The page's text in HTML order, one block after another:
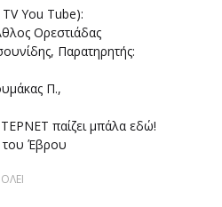
You Tube):
Ορεστιάδας
Παρατηρητής:
Π.,
παίζει μπάλα εδώ!
Έβρου